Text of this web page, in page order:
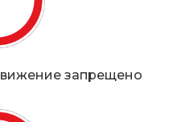
запрещено